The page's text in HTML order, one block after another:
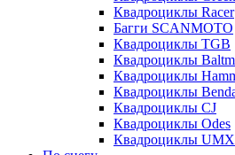
Квадроциклы Racer
Багги SCANMOTO
Квадроциклы TGB
Квадроциклы
Квадроциклы
Квадроциклы
Квадроциклы CJ
Квадроциклы Odes
Квадроциклы UMX